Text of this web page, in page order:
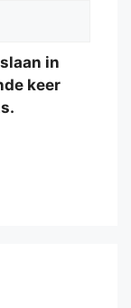
in
keer